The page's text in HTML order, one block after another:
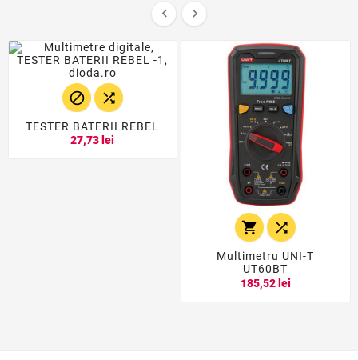
 
 
TESTER BATERII REBEL
27,73 lei
 
Multimetru UNI-T
UT60BT
185,52 lei